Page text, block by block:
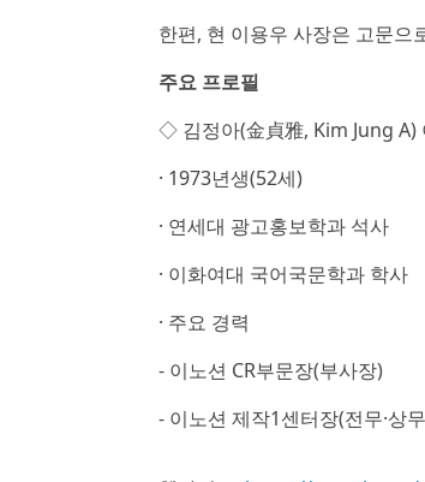
한편, 현 이용우 사장은 고문으
주요 프로필
◇ 김정아(金貞雅, Kim Jung A)
· 1973년생(52세)
· 연세대 광고홍보학과 석사
· 이화여대 국어국문학과 학사
· 주요 경력
- 이노션 CR부문장(부사장)
- 이노션 제작1센터장(전무·상